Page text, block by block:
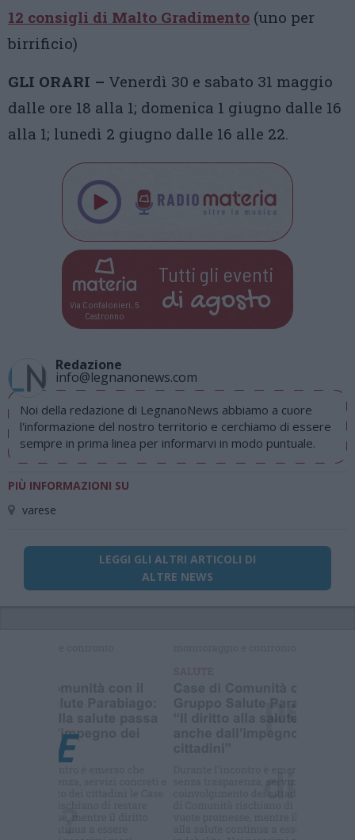
12 consigli di Malto Gradimento (uno per
birrificio)
GLI ORARI – Venerdì 30 e sabato 31 maggio
dalle ore 18 alla 1; domenica 1 giugno dalle 16
alla 1; lunedì 2 giugno dalle 16 alle 22.
Via Confalonieri, 5
Castronno
Tutti gli eventi
di agosto
Redazione
info@legnanonews.com
Noi della redazione di LegnanoNews abbiamo a cuore
l'informazione del nostro territorio e cerchiamo di essere
sempre in prima linea per informarvi in modo puntuale.
PIÙ INFORMAZIONI SU
varese
LEGGI GLI ALTRI ARTICOLI DI
ALTRE NEWS